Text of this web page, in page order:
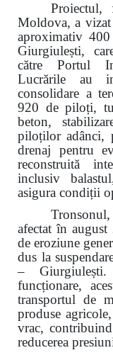
Proiectul,
Moldova, a vizat
aproximativ
Giurgiulești,
către Portul
Lucrările au
consolidare a
920 de piloți,
beton,
piloților adânci,
drenaj pentru
reconstruită
inclusiv
asigura condiții
afectat în august
de eroziune
dus la
–
funcționare,
transportul de
produse
vrac,
reducerea